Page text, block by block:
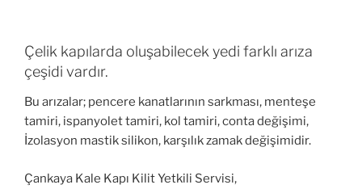
Çelik kapılarda oluşabilecek yedi farklı arıza
çeşidi vardır.
Bu arızalar; pencere kanatlarının sarkması, menteşe
tamiri, ispanyolet tamiri, kol tamiri, conta değişimi,
İzolasyon mastik silikon, karşılık zamak değişimidir.
Çankaya Kale Kapı Kilit Yetkili Servisi,